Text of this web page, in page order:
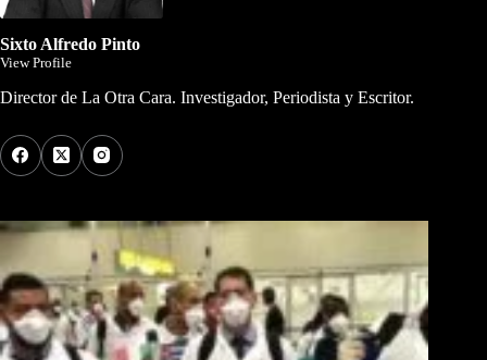
Sixto Alfredo Pinto
View Profile
Director de La Otra Cara. Investigador, Periodista y Escritor.